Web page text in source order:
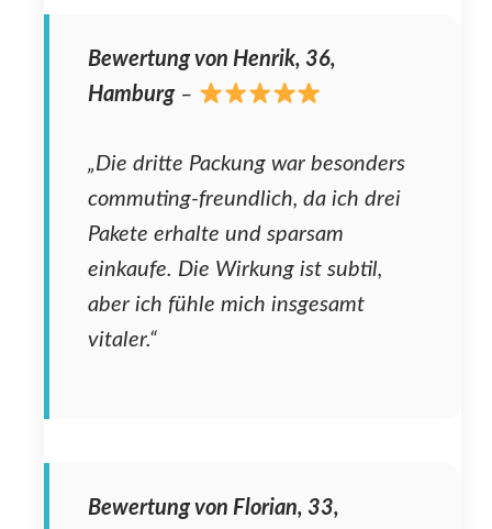
Bewertung von Henrik, 36,
Hamburg–
„Die dritte Packung war besonders
commuting-freundlich, da ich drei
Pakete erhalte und sparsam
einkaufe. Die Wirkung ist subtil,
aber ich fühle mich insgesamt
vitaler.“
Bewertung von Florian, 33,